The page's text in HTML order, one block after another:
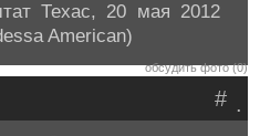
Техас, 20 мая 2012
American)
обсудить фото (0)
.
#